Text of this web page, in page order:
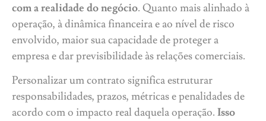
com a realidade do negócio. Quanto mais alinhado à
operação, à dinâmica financeira e ao nível de risco
envolvido, maior sua capacidade de proteger a
empresa e dar previsibilidade às relações comerciais.
Personalizar um contrato significa estruturar
responsabilidades, prazos, métricas e penalidades de
acordo com o impacto real daquela operação. Isso